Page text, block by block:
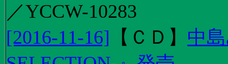
／YCCW-10283
[2016-11-16] 【 ＣＤ 】 中